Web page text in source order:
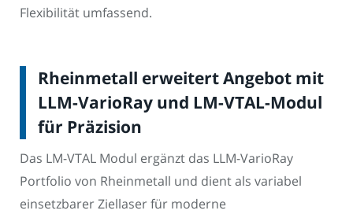
Flexibilität umfassend.
Rheinmetall erweitert Angebot mit
LLM-VarioRay und LM-VTAL-Modul
für Präzision
Das LM-VTAL Modul ergänzt das LLM-VarioRay
Portfolio von Rheinmetall und dient als variabel
einsetzbarer Ziellaser für moderne